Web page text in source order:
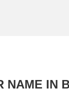
NAME IN